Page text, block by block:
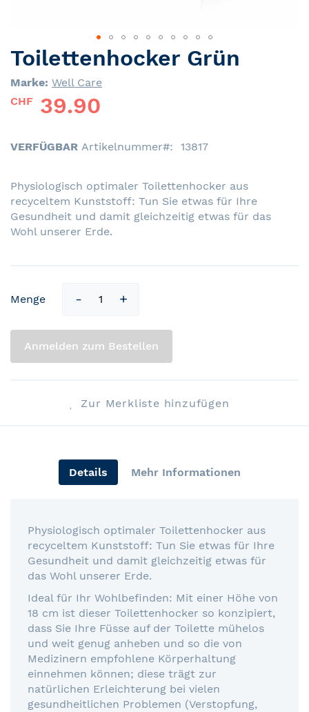
Skip
to
the
beginning
images
Toilettenhocker Grün
Marke: Well Care
CHF 39.90
VERFÜGBAR Artikelnummer 13817
Physiologisch optimaler Toilettenhocker aus
recyceltem Kunststoff: Tun Sie etwas für Ihre
Gesundheit und damit gleichzeitig etwas für das
Wohl unserer Erde.
Menge
Anmelden zum Bestellen
Zur Merkliste hinzufügen
Details Mehr Informationen
Physiologisch optimaler Toilettenhocker aus
recyceltem Kunststoff: Tun Sie etwas für Ihre
Gesundheit und damit gleichzeitig etwas für
das Wohl unserer Erde.
Ideal für Ihr Wohlbefinden: Mit einer Höhe von
18 cm ist dieser Toilettenhocker so konzipiert,
dass Sie Ihre Füsse auf der Toilette mühelos
und weit genug anheben und so die von
Medizinern empfohlene Körperhaltung
einnehmen können; diese trägt zur
natürlichen Erleichterung bei vielen
gesundheitlichen Problemen (Verstopfung,